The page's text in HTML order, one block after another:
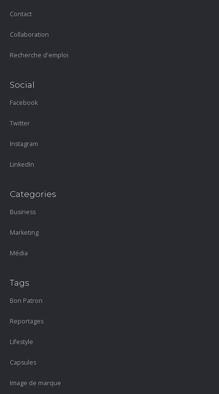
Contact
Collaboration
Recherche d'emploi
Social
Facebook
Twitter
Instagram
LinkedIn
Categories
Business
Marketing
Média
Tags
Bon Patron
Reportages
Lifestyle
Capsules
Image de marque